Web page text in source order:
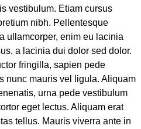
vestibulum. Etiam cursus
nibh. Pellentesque
ullamcorper, enim eu lacinia
a lacinia dui dolor sed dolor.
fringilla, sapien pede
nunc mauris vel ligula. Aliquam
urna pede vestibulum
eget lectus. Aliquam erat
tellus. Mauris viverra ante in